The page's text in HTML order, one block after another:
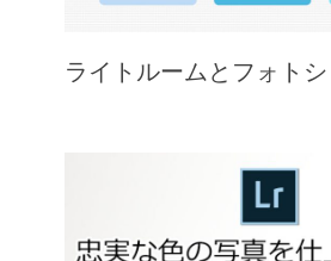
ライトルームとフォト